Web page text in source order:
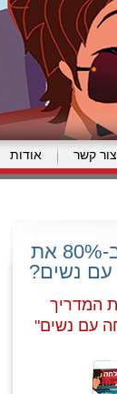
אודות צור קשר
רוצה להגדיל ב-80% את
נשים?
המדריך
עם נשים"